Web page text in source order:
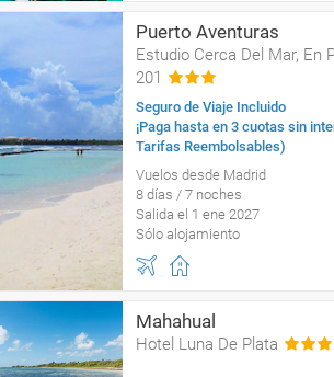
Puerto Aventuras
Estudio Cerca Del Mar, En
201
Seguro de Viaje Incluido
¡Paga hasta en 3 cuotas sin
Tarifas Reembolsables)
Vuelos desde Madrid
8 días / 7 noches
Salida el 1 ene 2027
Sólo alojamiento
Mahahual
Hotel Luna De Plata